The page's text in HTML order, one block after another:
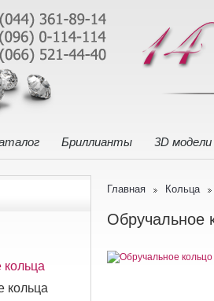
Бриллианты 3D модели
кольца
Главная Кольца
Обручальное